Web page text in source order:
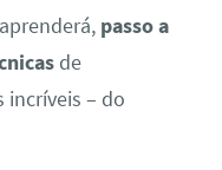
passo a
de
incríveis – do